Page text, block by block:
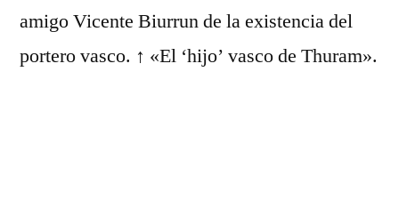
amigo Vicente Biurrun de la existencia del
portero vasco. ↑ «El ‘hijo’ vasco de Thuram».